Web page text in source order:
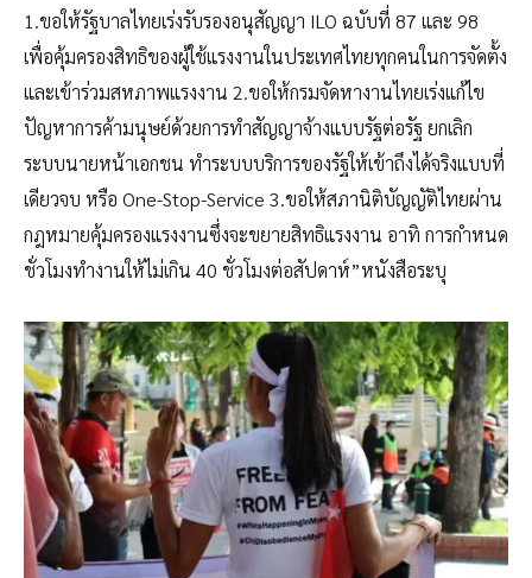
1.ขอให้รัฐบาลไทยเร่งรับรองอนุสัญญา ILO ฉบับที่ 87 และ 98
เพื่อคุ้มครองสิทธิของผู้ใช้แรงงานในประเทศไทยทุกคนในการจัดตั้ง
และเข้าร่วมสหภาพแรงงาน 2.ขอให้กรมจัดหางานไทยเร่งแก้ไข
ปัญหาการค้ามนุษย์ด้วยการทำสัญญาจ้างแบบรัฐต่อรัฐ ยกเลิก
ระบบนายหน้าเอกชน ทำระบบบริการของรัฐให้เข้าถึงได้จริงแบบที่
เดียวจบ หรือ One-Stop-Service 3.ขอให้สภานิติบัญญัติไทยผ่าน
กฎหมายคุ้มครองแรงงานซึ่งจะขยายสิทธิแรงงาน อาทิ การกำหนด
ชั่วโมงทำงานให้ไม่เกิน 40 ชั่วโมงต่อสัปดาห์”หนังสือระบุ